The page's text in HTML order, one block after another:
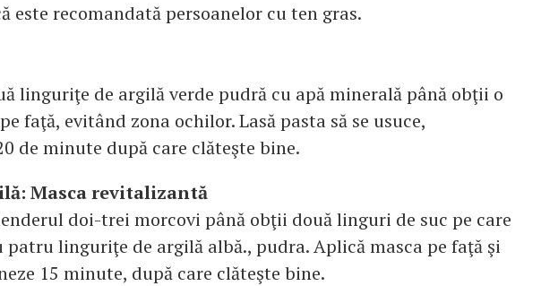
este recomandată persoanelor cu ten gras.
linguriţe de argilă verde pudră cu apă minerală până obţii o
faţă, evitând zona ochilor. Lasă pasta să se usuce,
de minute după care clăteşte bine.
Masca revitalizantă
doi-trei morcovi până obţii două linguri de suc pe care
patru linguriţe de argilă albă., pudra. Aplică masca pe faţă şi
15 minute, după care clăteşte bine.